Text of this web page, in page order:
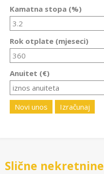
Kamatna stopa (%)
Rok otplate (mjeseci)
Anuitet (€)
Novi unos Izračunaj
Slične nekretnine